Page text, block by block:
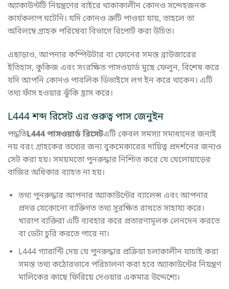
অ্যাকাউন্টটি নিয়ন্ত্রণের বাইরে থাকাকালীন কোনও সন্দেহজনক
কার্যকলাপ ঘটেনি। যদি কোনও ত্রুটি পাওয়া যায়, তাহলে তা
অবিলম্বে গ্রাহক পরিষেবা বিভাগে রিপোর্ট করা উচিত।
এছাড়াও, আপনার কম্পিউটার বা ফোনের সমস্ত ব্রাউজারের
ইতিহাস, কুকিজ এবং সংরক্ষিত পাসওয়ার্ড মুছে ফেলুন, বিশেষ করে
যদি আপনি কোনও পাবলিক ডিভাইসে লগ ইন করে থাকেন। এটি
তথ্য ফাঁস হওয়ার ঝুঁকি হ্রাস করে।
L444 শব্দ রিসেট এর গুরুত্ব পাস জেনুইন
পদ্ধতিL444 পাসওয়ার্ড রিসেটএটি কেবল সমস্যা সমাধানের জন্যই
নয় বরং গ্রাহকের তথ্যের জন্য বুকমেকারের দায়িত্ব প্রদর্শনের জন্যও
সেট করা হয়। সময়মতো পুনরুদ্ধার নিশ্চিত করে যে খেলোয়াড়ের
বাজির অধিকার ব্যাহত না হয়।
তথ্য পুনরুদ্ধার আপনার অ্যাকাউন্টের ব্যালেন্স এবং আপনার
প্রদত্ত যেকোনো ব্যক্তিগত তথ্য সুরক্ষিত রাখতে সাহায্য করে।
খারাপ ব্যক্তিরা এটি ব্যবহার করে প্রতারণামূলক লেনদেন করতে
বা ডেটা চুরি করতে পারে না।
L444 গ্যারান্টি দেয় যে পুনরুদ্ধার প্রক্রিয়া চলাকালীন যাচাই করা
সমস্ত তথ্য কঠোরভাবে পরিচালনা করা হবে অ্যাকাউন্টের নিয়ন্ত্রণ
মালিকের কাছে ফিরিয়ে দেওয়ার একমাত্র উদ্দেশ্যে।